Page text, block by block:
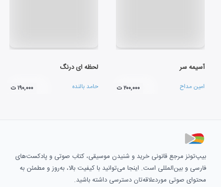
آسیمه سر
امین مداح ۲۰۰,۰۰۰ ت
لحظه ای درنگ
حامد بالنده ۱۹۰,۰۰۰ ت
بیپ‌تونز مرجع قانونی خرید و شنیدن موسیقی، کتاب صوتی و پادکست‌های
فارسی و بین‌المللی است. اینجا می‌توانید با کیفیت بالا، به‌روز و مطمئن به
محتوای صوتی موردعلاقه‌تان دسترسی داشته باشید.